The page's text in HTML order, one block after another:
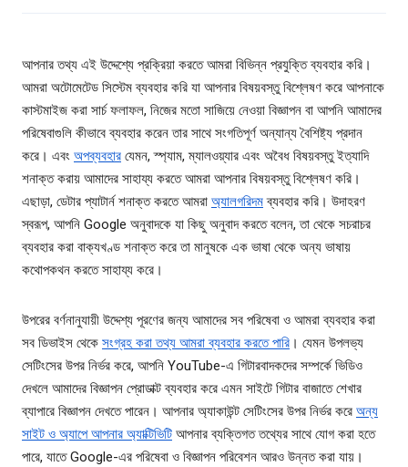
আপনার তথ্য এই উদ্দেশ্যে প্রক্রিয়া করতে আমরা বিভিন্ন প্রযুক্তি ব্যবহার করি।
আমরা অটোমেটেড সিস্টেম ব্যবহার করি যা আপনার বিষয়বস্তু বিশ্লেষণ করে আপনাকে
কাস্টমাইজ করা সার্চ ফলাফল, নিজের মতো সাজিয়ে নেওয়া বিজ্ঞাপন বা আপনি আমাদের
পরিষেবাগুলি কীভাবে ব্যবহার করেন তার সাথে সংগতিপূর্ণ অন্যান্য বৈশিষ্ট্য প্রদান
করে। এবং অপব্যবহার যেমন, স্প্যাম, ম্যালওয়্যার এবং অবৈধ বিষয়বস্তু ইত্যাদি
শনাক্ত করায় আমাদের সাহায্য করতে আমরা আপনার বিষয়বস্তু বিশ্লেষণ করি।
এছাড়া, ডেটার প্যাটার্ন শনাক্ত করতে আমরা অ্যালগরিদমব্যবহার করি। উদাহরণ
স্বরূপ, আপনি Google অনুবাদকে যা কিছু অনুবাদ করতে বলেন, তা থেকে সচরাচর
ব্যবহার করা বাক্যখণ্ড শনাক্ত করে তা মানুষকে এক ভাষা থেকে অন্য ভাষায়
কথোপকথন করতে সাহায্য করে।
উপরের বর্ণনানুযায়ী উদ্দেশ্য পূরণের জন্য আমাদের সব পরিষেবা ও আমরা ব্যবহার করা
সব ডিভাইস থেকে সংগ্রহ করা তথ্য আমরা ব্যবহার করতে পারি । যেমন উপলভ্য
সেটিংসের উপর নির্ভর করে, আপনি YouTube-এ গিটারবাদকদের সম্পর্কে ভিডিও
দেখলে আমাদের বিজ্ঞাপন প্রোডাক্ট ব্যবহার করে এমন সাইটে গিটার বাজাতে শেখার
ব্যাপারে বিজ্ঞাপন দেখতে পারেন। আপনার অ্যাকাউন্ট সেটিংসের উপর নির্ভর করে অন্য
সাইট ও অ্যাপে আপনার অ্যাক্টিভিটি আপনার ব্যক্তিগত তথ্যের সাথে যোগ করা হতে
পারে, যাতে Google-এর পরিষেবা ও বিজ্ঞাপন পরিবেশন আরও উন্নত করা যায়।